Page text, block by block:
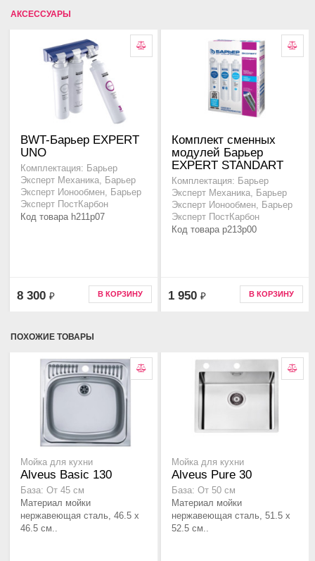
АКСЕССУАРЫ
BWT-Барьер EXPERT
UNO
Комплектация: Барьер
Эксперт Механика, Барьер
Эксперт Ионообмен, Барьер
Эксперт ПостКарбон
Код товара h211p07
8 300 ₽ В КОРЗИНУ
Комплект сменных
модулей Барьер
EXPERT STANDART
Комплектация: Барьер
Эксперт Механика, Барьер
Эксперт Ионообмен, Барьер
Эксперт ПостКарбон
Код товара p213p00
1 950 ₽ В КОРЗИНУ
ПОХОЖИЕ ТОВАРЫ
Мойка для кухни
Alveus Basic 130
База: От 45 см
Материал мойки
нержавеющая сталь, 46.5 x
46.5 см..
Мойка для кухни
Alveus Pure 30
База: От 50 см
Материал мойки
нержавеющая сталь, 51.5 x
52.5 см..